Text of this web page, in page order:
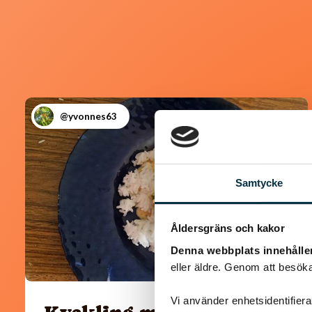
Samtycke
Åldersgräns och kakor
Denna webbplats
eller äldre. Genom att
Vi använder
@yvonnes63